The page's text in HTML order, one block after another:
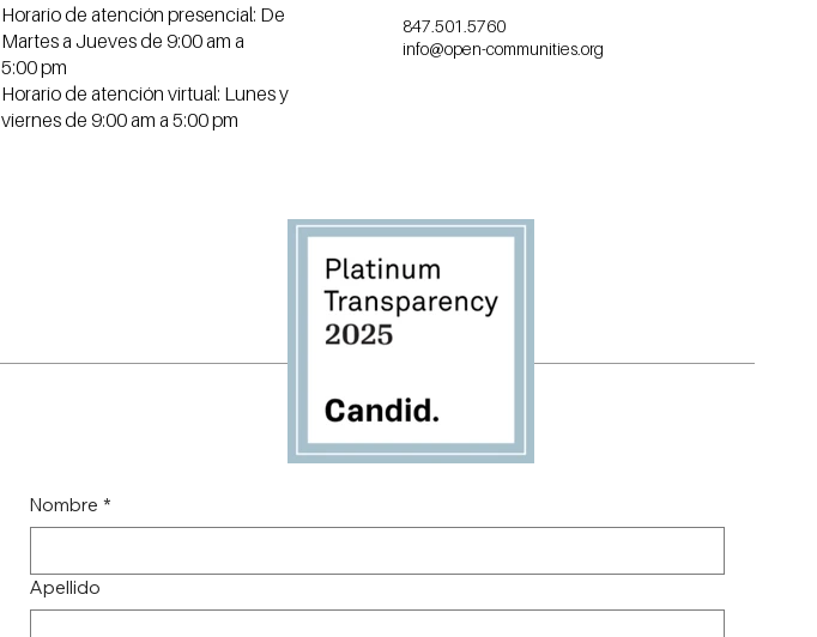
Horario de atención presencial: De
Martes a Jueves de 9:00 am a
5:00 pm
Horario de atención virtual: Lunes y
viernes de 9:00 am a 5:00 pm
847.501.5760
info@open-communities.org
Nombre *
Apellido